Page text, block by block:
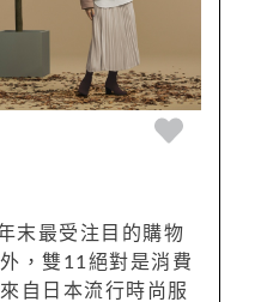
末最受注目的購物
，雙11絕對是消費
自日本流行時尚服